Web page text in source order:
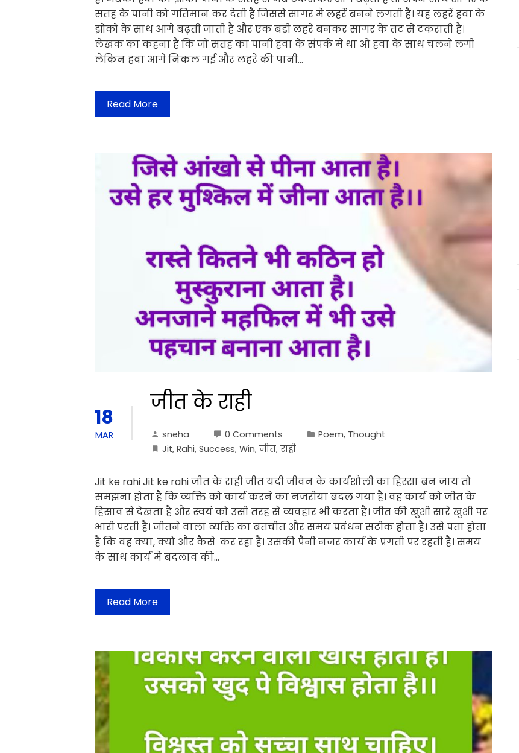
सतह के पानी को गतिमान कर देती है जिससे सागर मे लहरें बनने लगती है। यह लहरें हवा के
झोंकों के साथ आगे बढ़ती जाती है और एक बड़ी लहरें बनकर सागर के तट से टकराती है।
लेखक का कहना है कि जो सतह का पानी हवा के संपर्क मे था ओ हवा के साथ चलने लगी
लेकिन हवा आगे निकल गई और लहरें की पानी…
Read More
18
MAR
जीत के राही
sneha 0 Comments Poem, Thought
Jit, Rahi, Success, Win, जीत, राही
Jit ke rahi Jit ke rahi जीत के राही जीत यदी जीवन के कार्यशौली का हिस्सा बन जाय तो
समझना होता है कि व्यक्ति को कार्य करने का नजरीया बदल गया है। वह कार्य को जीत के
हिसाव से देखता है और स्वयं को उसी तरह से व्यवहार भी करता है। जीत की खुशी सारे खुशी पर
भारी परती है। जीतने वाला व्यक्ति का बतचीत और समय प्रवंधन सटीक होता है। उसे पता होता
है कि वह क्या, क्यो और कैसे कर रहा है। उसकी पैनी नजर कार्य के प्रगती पर रहती है। समय
के साथ कार्य मे बदलाव की…
Read More